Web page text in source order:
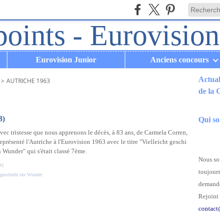
Eurovision Junior Anciens concours
> AUTRICHE 1963
tristesse que nous apprenons le décès, à 83 ans, de Carmela Corren,
l'Autriche à l'Eurovision 1963 avec le titre "Vielleicht geschi
Wunder" qui s'était classé 7ème.
#]
ein Wunder
de la
Qui
Nous
Rejoint